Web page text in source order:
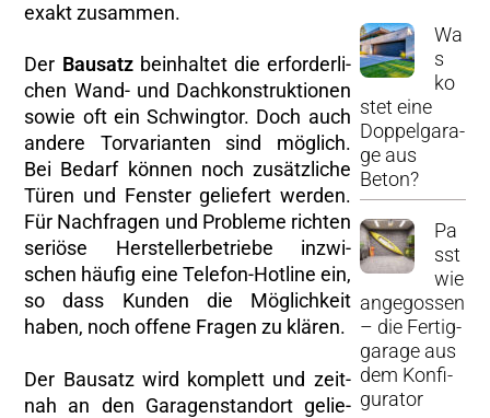
exakt zu­sam­men.
Der Bau­satzbe­inhal­tet die er­for­der­li­
chen Wand- und Dach­kon­struk­tio­nen
sowie oft ein Schwing­tor. Doch auch
an­de­re Tor­va­ri­an­ten sind mög­lich.
Bei Be­darf kön­nen noch zu­sätz­li­che
Türen und Fens­ter ge­lie­fert wer­den.
Für Nach­fra­gen und Pro­ble­me rich­ten
se­riö­se Her­stel­ler­be­trie­be in­zwi­
schen häu­fig eine Te­le­fon-Hot­line ein,
so dass Kun­den die Mög­lich­keit
haben, noch of­fe­ne Fra­gen zu klä­ren.
Der Bau­satz wird kom­plett und zeit­
nah an den Ga­ra­gen­stand­ort ge­lie­
Wa
s
ko
s­tet eine
Dop­pel­ga­ra­
ge aus
Beton?
Pa
sst
wie
an­ge­gos­sen
– die Fer­tig­
ga­ra­ge aus
dem Kon­fi­
gu­ra­tor